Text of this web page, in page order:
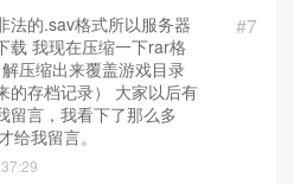
#7
法的.sav格式所以服务器
载 我现在压缩一下rar格
压缩出来覆盖游戏目录
的存档记录） 大家以后有
留言，我看下了那么多
给我留言。